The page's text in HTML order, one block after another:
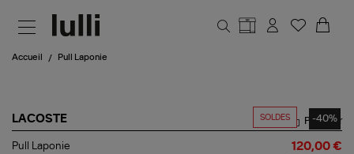
Accueil Pull Laponie
SOLDES -40%
LACOSTE
Pull
Partager
Pull Laponie 120,00 €